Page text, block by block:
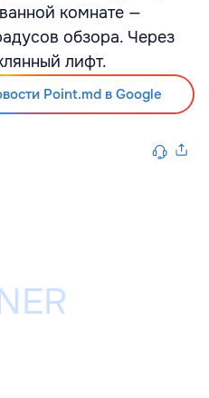
комнате —
обзора. Через
лифт.
Point.md в Google